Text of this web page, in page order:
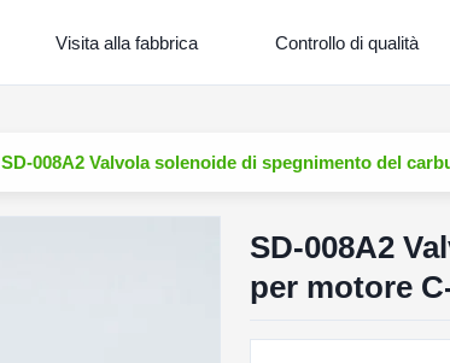
Visita alla fabbrica Controllo di qualità
SD-008A2 Valvola solenoide di spegnimento del
SD-008A2
per motore